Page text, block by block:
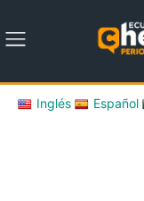
Inglés Español